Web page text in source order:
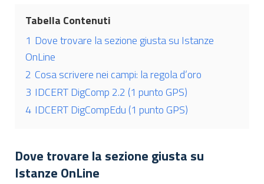
Tabella Contenuti
1 Dove trovare la sezione giusta su Istanze
OnLine
2 Cosa scrivere nei campi: la regola d’oro
3 IDCERT DigComp 2.2 (1 punto GPS)
4 IDCERT DigCompEdu (1 punto GPS)
Dove trovare la sezione giusta su
Istanze OnLine